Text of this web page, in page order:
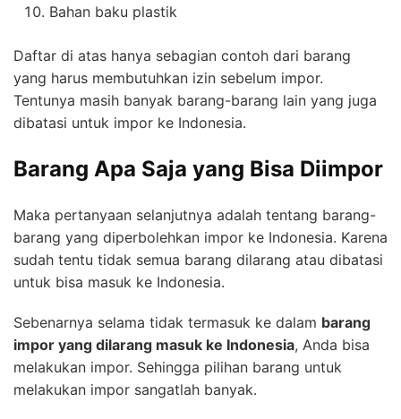
Bahan baku plastik
Daftar di atas hanya sebagian contoh dari barang
yang harus membutuhkan izin sebelum impor.
Tentunya masih banyak barang-barang lain yang juga
dibatasi untuk impor ke Indonesia.
Barang Apa Saja yang Bisa Diimpor
Maka pertanyaan selanjutnya adalah tentang barang-
barang yang diperbolehkan impor ke Indonesia. Karena
sudah tentu tidak semua barang dilarang atau dibatasi
untuk bisa masuk ke Indonesia.
Sebenarnya selama tidak termasuk ke dalam barang
impor yang dilarang masuk ke Indonesia, Anda bisa
melakukan impor. Sehingga pilihan barang untuk
melakukan impor sangatlah banyak.